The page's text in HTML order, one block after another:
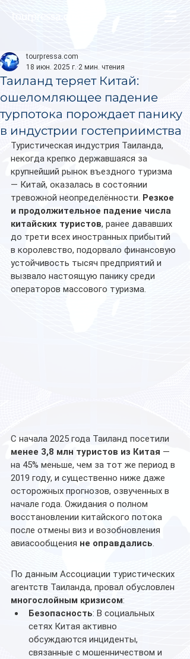
Таиланд теряет Китай:
ошеломляющее падение
турпотока порождает панику
в индустрии гостеприимства
tourpressa.com
18 июн. 2025 г. 2 мин. чтения
Туристическая индустрия Таиланда,
некогда крепко державшаяся за
крупнейший рынок въездного туризма
— Китай, оказалась в состоянии
тревожной неопределённости. Резкое
и продолжительное падение числа
китайских туристов, ранее дававших
до трети всех иностранных прибытий
в королевство, подорвало финансовую
устойчивость тысяч предприятий и
вызвало настоящую панику среди
операторов массового туризма.
С начала 2025 года Таиланд посетили
менее 3,8 млн туристов из Китая —
на 45% меньше, чем за тот же период в
2019 году, и существенно ниже даже
осторожных прогнозов, озвученных в
начале года. Ожидания о полном
восстановлении китайского потока
после отмены виз и возобновления
авиасообщения не оправдались.
По данным Ассоциации туристических
агентств Таиланда, провал обусловлен
многослойным кризисом:
Безопасность: В социальных
сетях Китая активно
обсуждаются инциденты,
связанные с мошенничеством и